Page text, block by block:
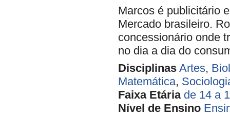
Marcos é publicitário
Mercado brasileiro.
concessionário onde
no dia a dia do
Disciplinas Artes,
Matemática,
Faixa Etária de 14 a
Nível de Ensino